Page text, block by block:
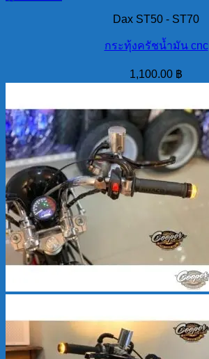
Dax ST50 - ST70
กระทุ้งครัชน้ำมัน cnc
1,100.00 ฿